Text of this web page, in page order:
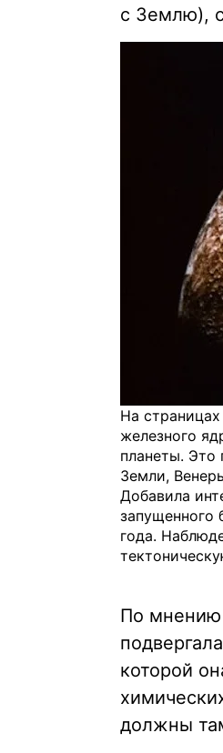
с Землю),
На
железного
планеты. Это
Земли,
Добавила
запущенного
года.
По мнению
которой
должны